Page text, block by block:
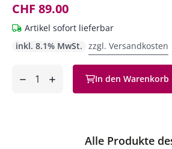
CHF 89.00
Artikel sofort lieferbar
inkl. 8.1% MwSt. zzgl. Versandkosten
In den Warenkorb
Alle Produkte